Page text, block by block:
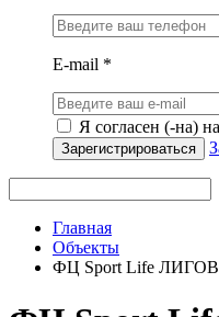
E-mail *
Я согласен (-на) на
Зарегистрироваться
Главная
Объекты
ФЦ Sport Life